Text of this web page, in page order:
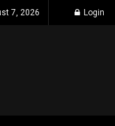
7, 2026 Login